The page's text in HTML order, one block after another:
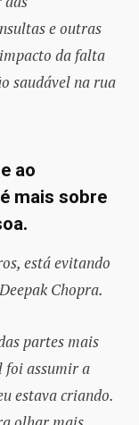
e outras
da falta
saudável na rua
ao
mais sobre
está evitando
Chopra.
partes mais
foi assumir a
estava criando.